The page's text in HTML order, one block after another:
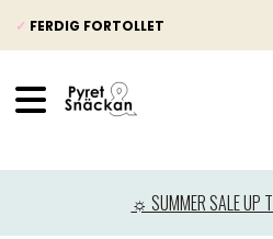
✓ FERDIG FORTOLLET
☼ SUMMER SALE UP